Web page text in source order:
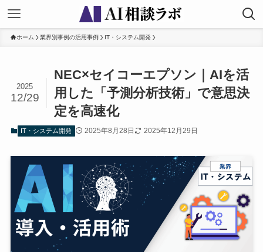
ホーム 業界別事例の活用事例 IT・システム開発
NEC×セイコーエプソン｜AIを活
用した「予測分析技術」で意思決
定を高速化
2025
12/29
IT・システム開発 2025年8月28日 2025年12月29日